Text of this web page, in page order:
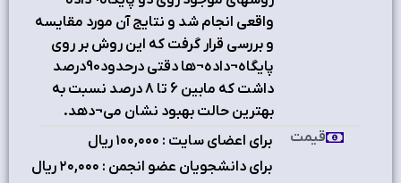
واقعي انجام شد و نتايج آن مورد مقايسه
و بررسي قرار گرفت كه اين روش بر روي
پايگاه¬داده¬ها دقتي درحدود90درصد
داشت كه مابين 6 تا 8 درصد نسبت به
بهترين حالت بهبود نشان مي¬دهد.
برای اعضای سایت : ۱٠٠,٠٠٠ ریال
برای دانشجویان عضو انجمن : ۲٠,٠٠٠ ریال
قیمت